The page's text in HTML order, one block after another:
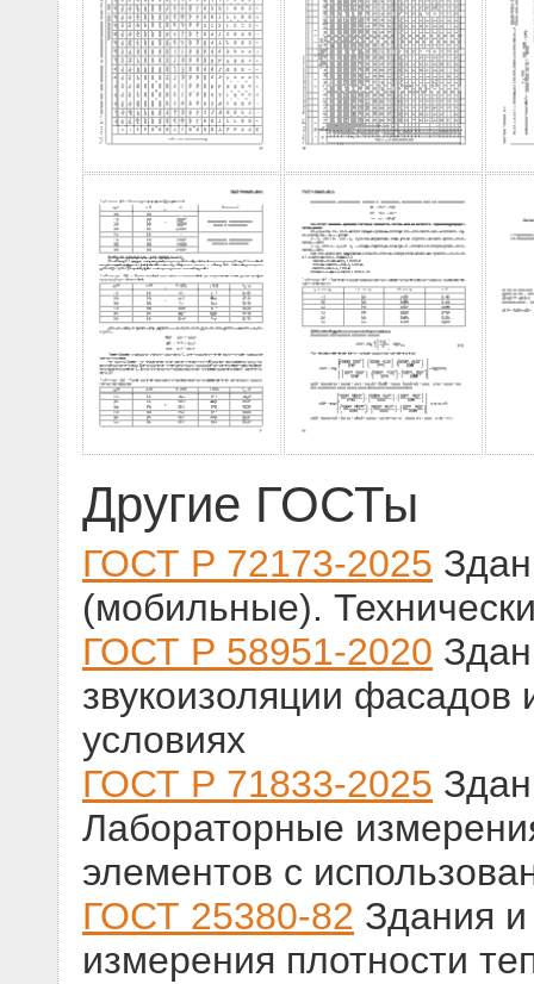
Другие ГОСТы
ГОСТ Р 72173-2025
(мобильные).
ГОСТ Р 58951-2020
звукоизоляции фасадов
условиях
ГОСТ Р 71833-2025
Лабораторные
элементов с
ГОСТ 25380-82 Здания
измерения плотности